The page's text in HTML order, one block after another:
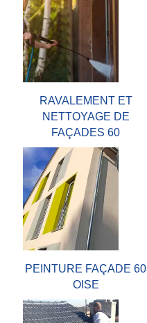
RAVALEMENT ET
NETTOYAGE DE
FAÇADES 60
PEINTURE FAÇADE 60
OISE